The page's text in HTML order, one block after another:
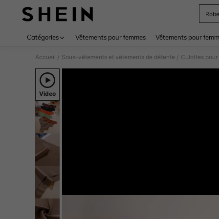
Robe
Catégories Vêtements pour femmes Vêtements pour
Accueil / Sous-vêtements et vêtements de détente / Culottes pour
Video